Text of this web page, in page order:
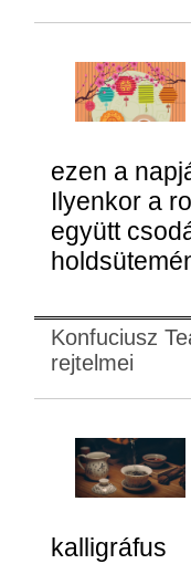
ezen a
Ilyenkor a
együtt
Konfuciusz
rejtelmei
kalligráfus